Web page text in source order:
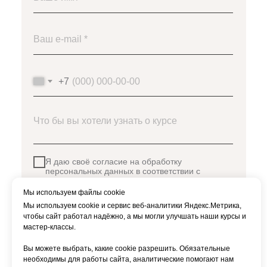
Мы используем файлы cookie
Мы используем cookie и сервис веб-аналитики Яндекс.Метрика,
чтобы сайт работал надёжно, а мы могли улучшать наши курсы и
мастер-классы.
Вы можете выбрать, какие cookie разрешить. Обязательные
необходимы для работы сайта, аналитические помогают нам
+7
Я даю своё согласие на обработку
персональных данных в соответствии с
политикой обработки персональных данных
Отправить